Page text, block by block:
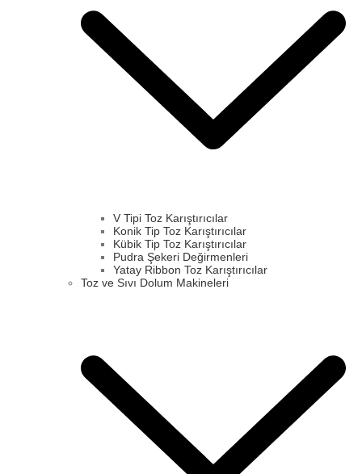
V Tipi Toz Karıştırıcılar
Konik Tip Toz Karıştırıcılar
Kübik Tip Toz Karıştırıcılar
Pudra Şekeri Değirmenleri
Yatay Ribbon Toz Karıştırıcılar
Toz ve Sıvı Dolum Makineleri